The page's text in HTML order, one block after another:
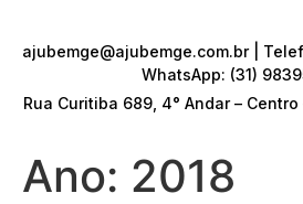
ajubemge@ajubemge.com.br |
WhatsApp: (31)
Rua Curitiba 689, 4° Andar –
Ano: 2018